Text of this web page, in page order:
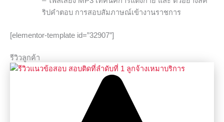
ริปคำตอบ การสอบสัมภาษณ์เข้างานราชการ
[elementor-template id=”32907″]
รีวิวลูกค้า